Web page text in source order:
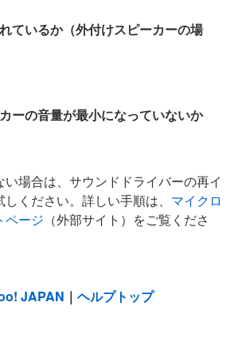
ているか（外付けスピーカーの場
ーの音量が最小になっていないか
場合は、サウンドドライバーの再イ
ください。詳しい手順は、 マイクロ
ページ （外部サイト）をご覧くださ
JAPAN ｜ ヘルプトップ